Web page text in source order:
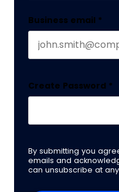
Business email *
Create Password *
By submitting you
emails and
can unsubscribe at any